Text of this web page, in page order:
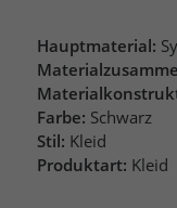
Hauptmaterial:
Farbe: Schwarz
Stil: Kleid
Produktart: Kleid